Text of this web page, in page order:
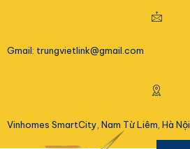
Gmail: trungvietlink@gmail.com
Vinhomes SmartCity, Nam Từ Liêm, Hà Nội